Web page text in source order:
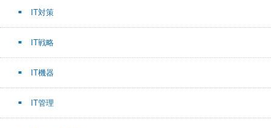
IT対策
IT戦略
IT機器
IT管理